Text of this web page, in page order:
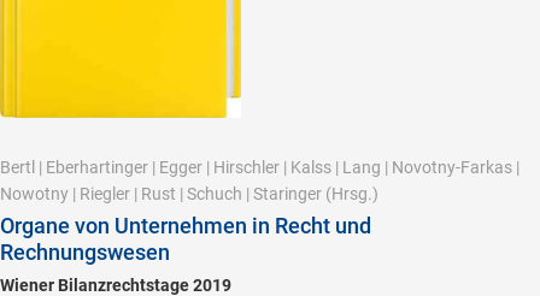
Bertl | Eberhartinger | Egger | Hirschler | Kalss | Lang | Novotny-Farkas |
Nowotny | Riegler | Rust | Schuch | Staringer (Hrsg.)
Organe von Unternehmen in Recht und
Rechnungswesen
Wiener Bilanzrechtstage 2019